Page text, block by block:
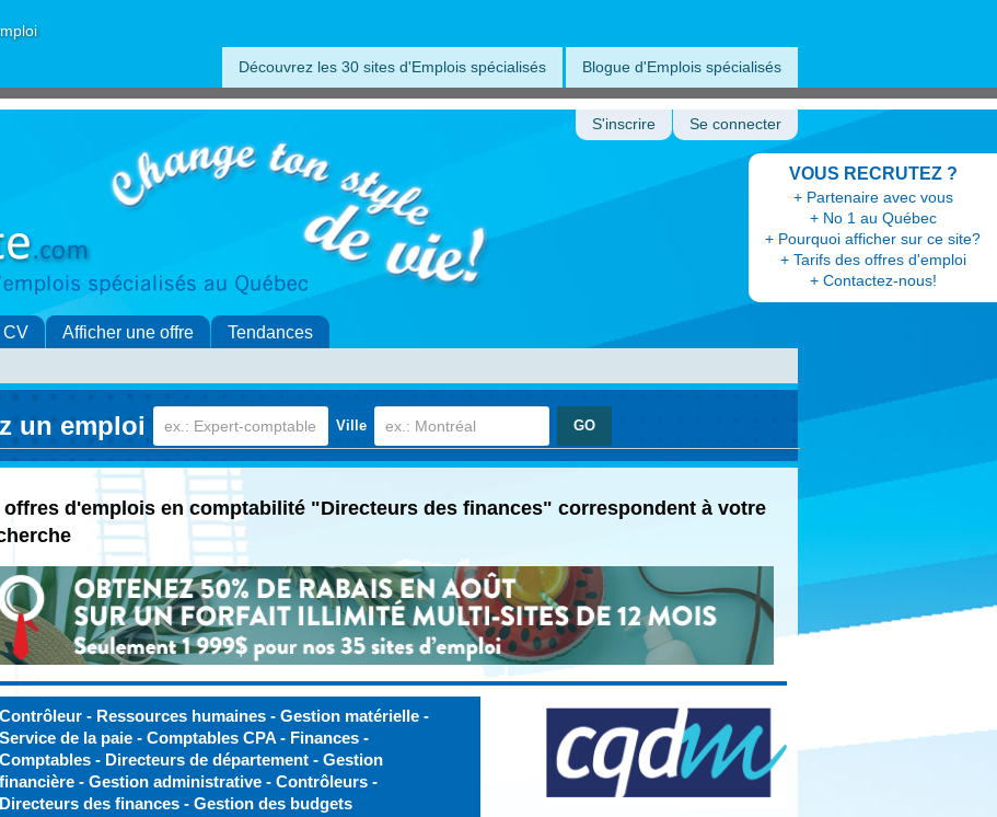
Découvrez les 30 sites d'Emplois spécialisés Blogue d'Emplois spécialisés
VOUS RECRUTEZ ?
+ Partenaire avec vous
+ No 1 au Québec
+ Pourquoi afficher sur ce site?
+ Tarifs des offres d'emploi
+ Contactez-nous!
S'inscrire Se connecter
CV Afficher une offre Tendances
un emploi Ville
offres d'emplois en comptabilité "Directeurs des finances" correspondent à votre
Contrôleur - Ressources humaines - Gestion matérielle -
Service de la paie - Comptables CPA - Finances -
Comptables - Directeurs de département - Gestion
financière - Gestion administrative - Contrôleurs -
Directeurs des finances - Gestion des budgets